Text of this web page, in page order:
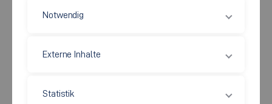
Notwendig
Externe Inhalte
Statistik